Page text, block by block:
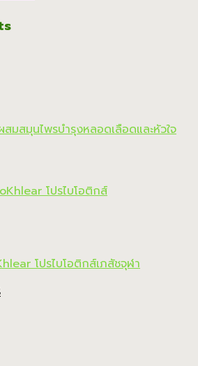
มสมุนไพรบำรุงหลอดเลือดและหัวใจ
โปรไบโอติกส์เภสัชจุฬา
Current